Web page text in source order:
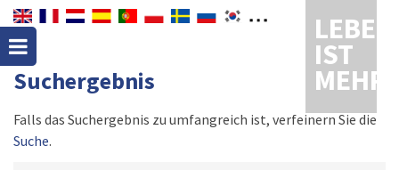
LEBEN
IST
MEHR
Suchergebnis
Falls das Suchergebnis zu umfangreich ist, verfeinern Sie die
Suche.